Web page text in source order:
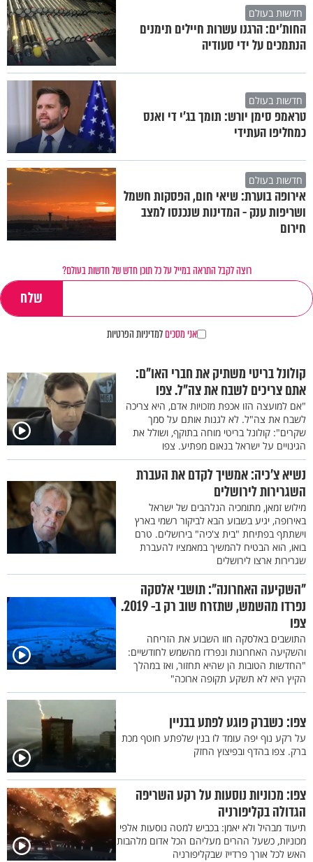
חדשות בעולם
החות'ים: הרגנו עשרות חיילים תימנים
הנתמכים על ידי סעודיה
חדשות בעולם
טראמפ סימן יורש: תומך בג'י די ואנס
כמחליפו העתידי
חדשות בעולם
אירופה בוערת: שיאי חום, הפסקות חשמל
ושריפות ענק - המדינות שנכנסו למצב
חירום
רוצה לקבל התראה במייל על כל תוכן חדש של חדשות בעולם?
אני מסכיםלמדיניות הפרטיות
קולונל בריטי משתיק את חברי האו"ם:
אתם צריכים לשבח את צה"ל. צפו
"אם למועצה הזו אכפת מזכויות אדם, היא צריכה
לשבח את צה"ל. לא לגנות אותם על סמך
שקרים": קולונל בריטי מוחה בתוקף, ושולל את
הגינויים על ישראל בנאום מפתיע. צפו
נשיא צ’כיה: אמשיך לקדם את העברת
השגרירות לירושלים
מילוש זמאן, מתומכיה הנלהבים של ישראל
באירופה, יגיע בשבוע הבא לביקור רשמי בארץ
וישתתף בפתיחת "בית צ'כיה" בירושלים. טרם
בואו, הוא הבטיח להמשיך במאמציו להעברת
שגרירות ארצו לירושלים
"השקיעה האחרונה": תושבי אלסקה
נפרדו מהשמש, שתזרח שוב רק ב- 2019.
צפו
התושבים באלסקה חוו השבוע את הזריחה
והשקיעה האחרונות ונפרדו מהשמש לחודשיים:
"החדשות הטובות הן שהיא תחזור, ואז במהלך
הקיץ היא לא תשקע תקופה ארוכה"
צפו: כשברק פוגע לפתע בבניין
על רקע נוף יפה עומד לו בנין שלפתע חוטף מכת
ברק. צפו בהדף ובפיצוץ החזק
צפו: מכוניות נוסעות על רקע השריפה
הגדולה בקליפורניה
תיעוד מבהיל ולא יאמן: בכביש למטה נוסעות אלפי
מכוניות, כשעל ההרים מעליהם הכל אדום מלהבות
האש לכל אורך פרדייז שבקליפורניה